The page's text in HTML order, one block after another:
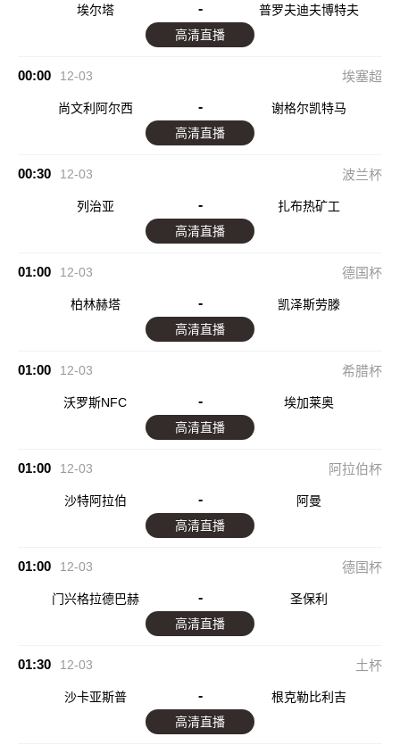
埃尔塔 -
普罗夫迪夫博特夫
高清直播
00:00 12-03 埃塞超
尚文利阿尔西 -
谢格尔凯特马
高清直播
00:30 12-03 波兰杯
列治亚 -
扎布热矿工
高清直播
01:00 12-03 德国杯
柏林赫塔 -
凯泽斯劳滕
高清直播
01:00 12-03 希腊杯
沃罗斯NFC -
埃加莱奥
高清直播
01:00 12-03 阿拉伯杯
沙特阿拉伯 -
阿曼
高清直播
01:00 12-03 德国杯
门兴格拉德巴赫 -
圣保利
高清直播
01:30 12-03 土杯
沙卡亚斯普 -
根克勒比利吉
高清直播